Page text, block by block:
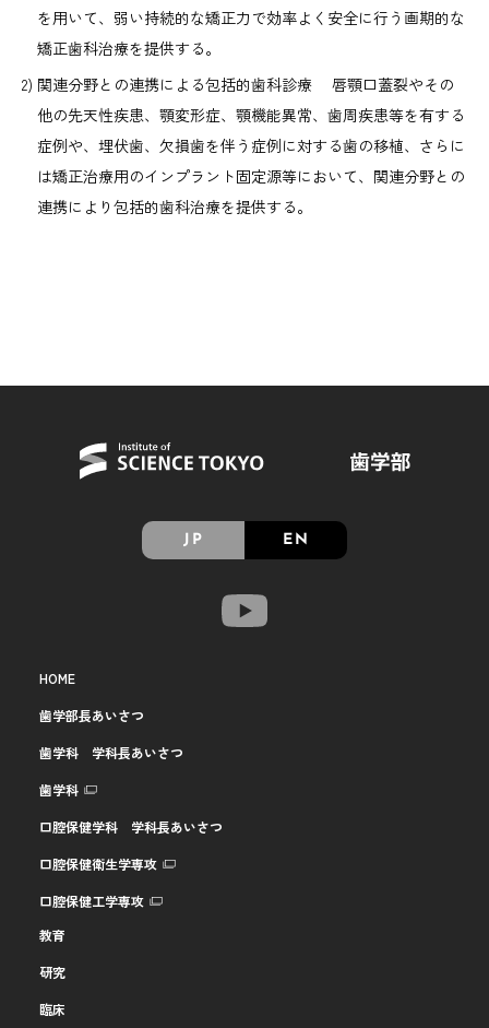
を用いて、弱い持続的な矯正力で効率よく安全に行う画期的な
矯正歯科治療を提供する。
関連分野との連携による包括的歯科診療 唇顎口蓋裂やその
他の先天性疾患、顎変形症、顎機能異常、歯周疾患等を有する
症例や、埋伏歯、欠損歯を伴う症例に対する歯の移植、さらに
は矯正治療用のインプラント固定源等において、関連分野との
連携により包括的歯科治療を提供する。
JP EN
HOME
歯学部長あいさつ
歯学科 学科長あいさつ
歯学科
口腔保健学科 学科長あいさつ
口腔保健衛生学専攻
口腔保健工学専攻
教育
研究
臨床